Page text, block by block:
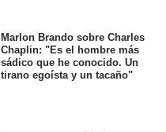
Marlon Brando sobre Charles
Chaplin: "Es el hombre más
sádico que he conocido. Un
tirano egoísta y un tacaño"